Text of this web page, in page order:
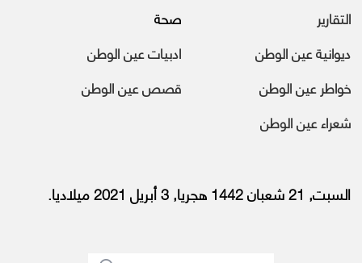
التقارير
صحة
ديوانية عين الوطن
ادبيات عين الوطن
خواطر عين الوطن
قصص عين الوطن
شعراء عين الوطن
السبت, 21 شعبان 1442 هجريا, 3 أبريل 2021 ميلاديا.